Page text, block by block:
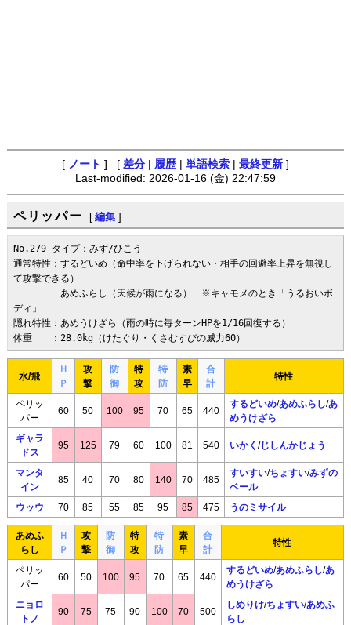
[ ノート ] [ 差分 履歴 単語検索 最終更新 ]
Last-modified: 2026-01-16 (金) 22:47:59
ペリッパー [ 編集 ]
No.279 タイプ：みず/ひこう
通常特性：するどいめ（命中率を下げられない・相手の回避率上昇を無視し
て攻撃できる）
あめふらし（天候が雨になる）　※キャモメのとき「うるおいボ
ディ」
隠れ特性：あめうけざら（雨の時に毎ターンHPを1/16回復する）
体重　　：28.0kg（けたぐり・くさむすびの威力60）
水/飛
Ｈ
Ｐ
攻
撃
防
御
特
攻
特
防
素
早
合
計
特性
ペリッ
パー
60 50 100 95 70 65 440
するどいめ/あめふらし/あ
めうけざら
ギャラ
ドス
95 125 79 60 100 81 540 いかく /じしんかじょう
マンタ
イン
85 40 70 80 140 70 485
すいすい/ちょすい/みずの
ベール
ウッウ 70 85 55 85 95 85 475 うのミサイル
あめふ
らし
Ｈ
Ｐ
攻
撃
防
御
特
攻
特
防
素
早
合
計
特性
ペリッ
パー
60 50 100 95 70 65 440
するどいめ/あめふらし/あ
めうけざら
ニョロ
トノ
90 75 75 90 100 70 500
しめりけ/ちょすい/あめふ
らし